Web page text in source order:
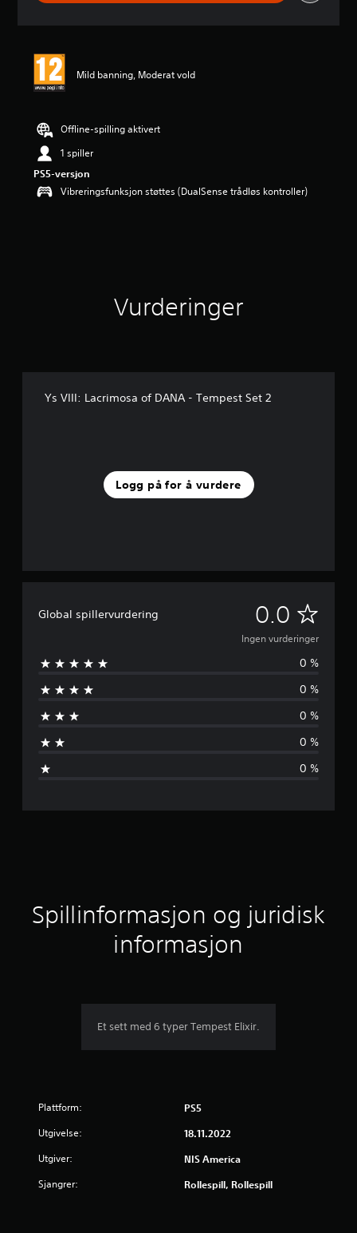
n
g
Mild banning, Moderat vold
Offline-spilling aktivert
1 spiller
PS5-versjon
Vibreringsfunksjon støttes (DualSense trådløs kontroller)
Vurderinger
Ys VIII: Lacrimosa of DANA - Tempest Set 2
Logg på for å vurdere
Global spillervurdering 0.0
n
g
e
n
v
r
r
Ingen vurderinger
0 %
0 %
0 %
0 %
0 %
Spillinformasjon og juridisk
informasjon
Et sett med 6 typer Tempest Elixir.
Plattform: PS5
Utgivelse: 18.11.2022
Utgiver: NIS America
Sjangrer: Rollespill, Rollespill